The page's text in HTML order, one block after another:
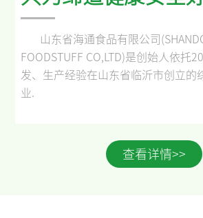
山东省海通食品有限公司
FOODSTUFF CO,LTD)是创始人依托20
发、生产经验在山东省临沂市创立的
业
查看详情>>